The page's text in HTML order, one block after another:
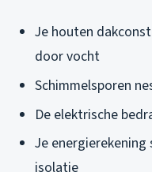
Je houten
door vocht
Schimmelsporen
De elektrische
Je
isolatie